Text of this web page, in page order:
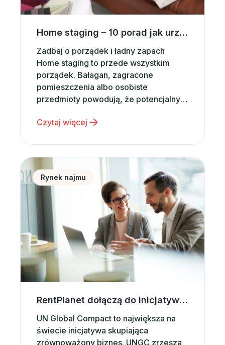
Home staging – 10 porad jak urządzić wnętrze pod wynajem krótkoterminowy
Zadbaj o porządek i ładny zapach
Home staging to przede wszystkim
porządek. Bałagan, zagracone
pomieszczenia albo osobiste
przedmioty powodują, że potencjalny
oferty. Zadbaj więc o to, aby
uporządkowany i gotowy do
natychmiastowego użytkowania –
wtedy zwiększysz szanse na szybki
wynajem krótkoterminowy. Warto także
przewietrzyć mieszkanie lub…
Czytaj więcej
RentPlanet dołączą do inicjatywy UN Global Compact
Rynek najmu
RentPlanet dołączą do inicjatywy UN Global Compact
UN Global Compact to największa na
świecie inicjatywa skupiająca
zrównoważony biznes. UNGC zrzesza